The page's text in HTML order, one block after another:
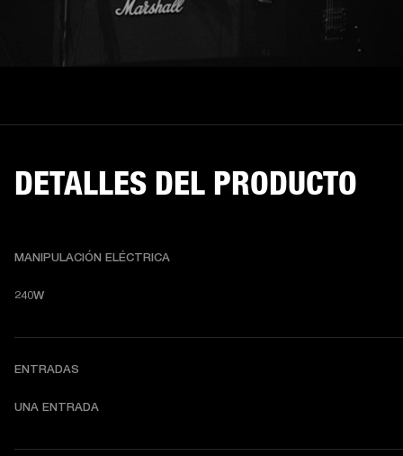
DETALLES DEL PRODUCTO
MANIPULACIÓN ELÉCTRICA
240W
ENTRADAS
UNA ENTRADA